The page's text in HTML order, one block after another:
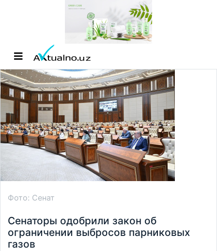
Фото: Сенат
Сенаторы одобрили закон об
ограничении выбросов парниковых
газов